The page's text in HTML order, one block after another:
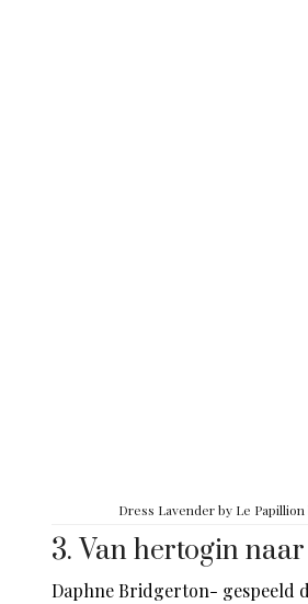
Dress Lavender by Le Papillion
3. Van hertogin
Daphne Bridgerton- gespeeld